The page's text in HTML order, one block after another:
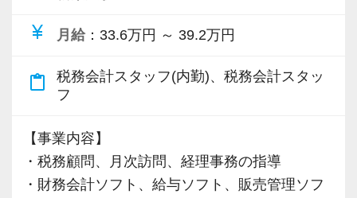
お手持ちのスキルや経験をさらに伸ばして学ん
整してスキルアップできるようサポートしま
す。
客様への提案ができるよう着実な成長をしたい
貴方をお手伝いします。
currency_yen 月給 ：33.6万円 ～ 39.2万円
content_paste
税務会計スタッフ(内勤)、税務会計スタッ
フ
【事業内容】
・税務顧問、月次訪問、経理事務の指導
・財務会計ソフト、給与ソフト、販売管理ソフ